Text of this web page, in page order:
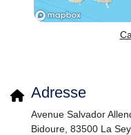
Adresse
Avenue Salvador
Bidoure, 83500 La